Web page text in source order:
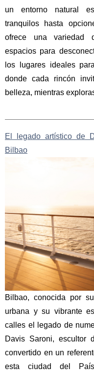
un entorno natural
tranquilos hasta
ofrece una variedad
espacios para
los lugares ideales
donde cada rincón
belleza, mientras
El legado artístico de
Bilbao
Bilbao, conocida por
urbana y su vibrante
calles el legado de
Davis Saroni, escultor
convertido en un
esta ciudad del